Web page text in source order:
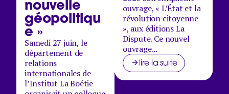
nouvelle
géopolitiqu
e »
Samedi 27 juin, le
département de
relations
internationales de
l’Institut La Boétie
ouvrage, « L’État et la
révolution citoyenne
», aux éditions La
Dispute. Ce nouvel
ouvrage...
lire la suite